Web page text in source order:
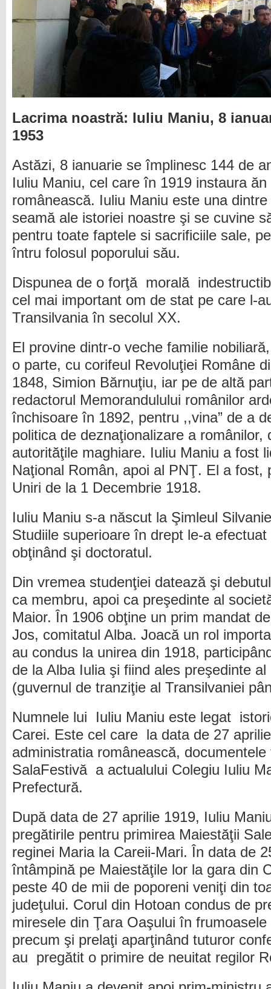
Lacrima noastră: Iuliu Maniu, 8
1953
Astăzi, 8 ianuarie se împlinesc 144 de
Iuliu Maniu, cel care în 1919 instaura
românească. Iuliu Maniu este una
seamă ale istoriei noastre şi se cuvine
pentru toate faptele si sacrificiile sale,
întru folosul poporului său.
Dispunea de o forţă morală
cel mai important om de stat pe care l-
Transilvania în secolul XX.
El provine dintr-o veche familie
o parte, cu corifeul Revoluţiei Române
1848, Simion Bărnuţiu, iar pe de altă
redactorul Memorandulului românilor
închisoare în 1892, pentru ,,vina” de a
politica de deznaţio­nalizare a românilor,
autorităţile maghiare. Iuliu Maniu a fost
Naţional Român, apoi al PNŢ. El a fost,
Uniri de la 1 Decembrie 1918.
Iuliu Maniu s-a născut la Şimleul
Studiile superioare în drept le-a
obţinând şi doctoratul.
Din vremea studenţiei datează şi
ca membru, apoi ca preşedinte al
Maior. În 1906 obţine un prim mandat
Jos, comitatul Alba. Joacă un rol
au condus la unirea din 1918,
de la Alba Iulia şi fiind ales preşedinte
(guvernul de tranziţie al Transilvaniei
Numnele lui Iuliu Maniu este legat
Carei. Este cel care la data de 27
administratia românească,
SalaFestivă a actualului Colegiu Iuliu
Prefectură.
După data de 27 aprilie 1919, Iuliu
pregătirile pentru primirea Maiestăţii
reginei Maria la Careii-Mari. În data de
întâmpină pe Maiestăţile lor la gara din
peste 40 de mii de poporeni veniţi din
judeţului. Corul din Hotoan condus de
miresele din Ţara Oaşului în
precum şi prelaţi aparţinând tuturor
au pregătit o primire de neuitat regilor